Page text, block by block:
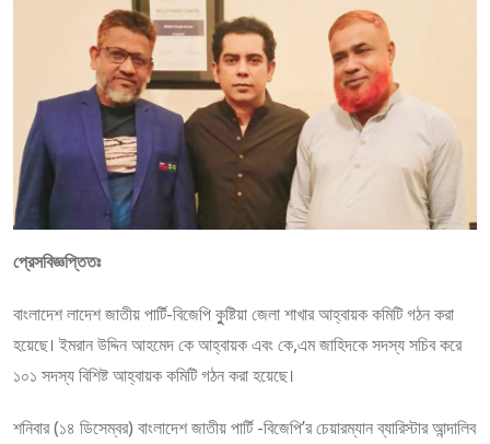
প্রেসবিজ্ঞপ্তিতঃ
বাংলাদেশ লাদেশ জাতীয় পার্টি-বিজেপি কুুষ্টিয়া জেলা শাখার আহ্বায়ক কমিটি গঠন করা
হয়েছে। ইমরান উদ্দিন আহমেদ কে আহ্বায়ক এবং কে,এম জাহিদকে সদস্য সচিব করে
১০১ সদস্য বিশিষ্ট আহ্বায়ক কমিটি গঠন করা হয়েছে।
শনিবার (১৪ ডিসেম্বর) বাংলাদেশ জাতীয় পার্টি -বিজেপি’র চেয়ারম্যান ব্যারিস্টার আন্দালিব